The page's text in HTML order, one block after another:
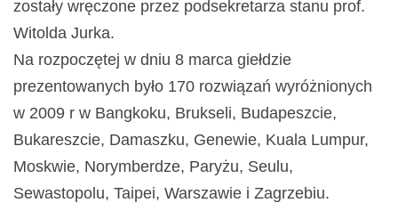
zostały wręczone przez podsekretarza stanu prof.
Witolda Jurka.
Na rozpoczętej w dniu 8 marca giełdzie
prezentowanych było 170 rozwiązań wyróżnionych
w 2009 r w Bangkoku, Brukseli, Budapeszcie,
Bukareszcie, Damaszku, Genewie, Kuala Lumpur,
Moskwie, Norymberdze, Paryżu, Seulu,
Sewastopolu, Taipei, Warszawie i Zagrzebiu.